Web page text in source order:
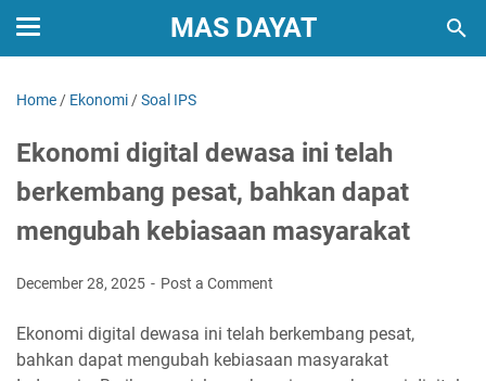
MAS DAYAT
Home / Ekonomi /Soal IPS
Ekonomi digital dewasa ini telah
berkembang pesat, bahkan dapat
mengubah kebiasaan masyarakat
December 28, 2025 Post a Comment
Ekonomi digital dewasa ini telah berkembang pesat,
bahkan dapat mengubah kebiasaan masyarakat